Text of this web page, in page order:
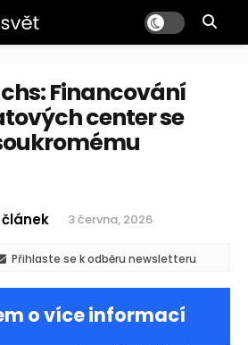
Financování
center se
3 června, 2026
Přihlaste se k odběru newsletteru
o více informací